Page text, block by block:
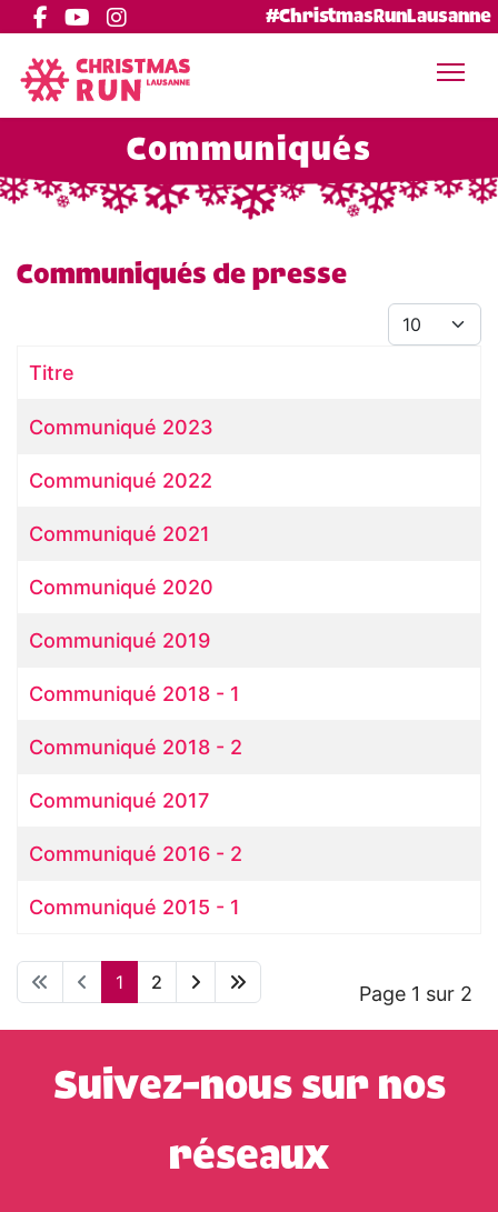
#ChristmasRunLausanne
Communiqués
Communiqués de presse
Afficher #
Articles
Titre
Communiqué 2023
Communiqué 2022
Communiqué 2021
Communiqué 2020
Communiqué 2019
Communiqué 2018 - 1
Communiqué 2018 - 2
Communiqué 2017
Communiqué 2016 - 2
Communiqué 2015 - 1
Page 1 sur 2
1 2
Suivez-nous sur nos
réseaux